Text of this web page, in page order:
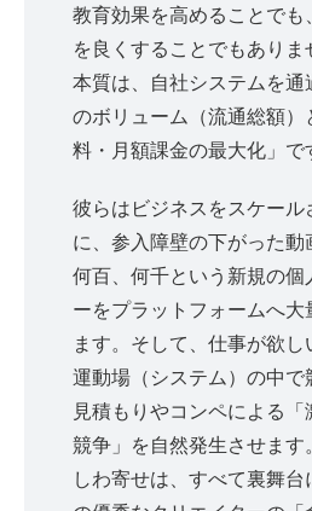
教育効果を高めることでも
を良くすることでもありま
本質は、自社システムを通
のボリューム（流通総額）
料・月額課金の最大化」で
彼らはビジネスをスケール
に、参入障壁の下がった動
何百、何千という新規の個
ーをプラットフォームへ大
ます。そして、仕事が欲し
運動場（システム）の中で
見積もりやコンペによる「
競争」を自然発生させます
しわ寄せは、すべて裏舞台